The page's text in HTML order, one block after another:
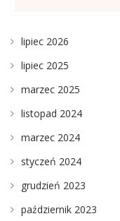
lipiec 2026
lipiec 2025
marzec 2025
listopad 2024
marzec 2024
styczeń 2024
grudzień 2023
październik 2023